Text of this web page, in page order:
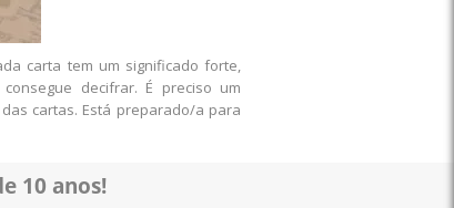
carta tem um significado forte,
decifrar. É preciso um
cartas. Está preparado/a para
10 anos!